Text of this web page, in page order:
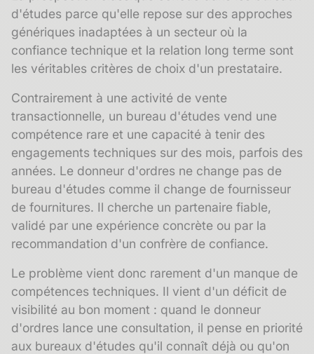
d'études parce qu'elle repose sur des approches
génériques inadaptées à un secteur où la
confiance technique et la relation long terme sont
les véritables critères de choix d'un prestataire.
Contrairement à une activité de vente
transactionnelle, un bureau d'études vend une
compétence rare et une capacité à tenir des
engagements techniques sur des mois, parfois des
années. Le donneur d'ordres ne change pas de
bureau d'études comme il change de fournisseur
de fournitures. Il cherche un partenaire fiable,
validé par une expérience concrète ou par la
recommandation d'un confrère de confiance.
Le problème vient donc rarement d'un manque de
compétences techniques. Il vient d'un déficit de
visibilité au bon moment : quand le donneur
d'ordres lance une consultation, il pense en priorité
aux bureaux d'études qu'il connaît déjà ou qu'on